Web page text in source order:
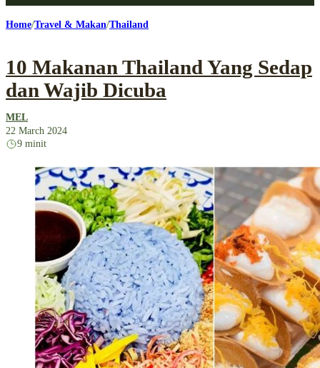
Home Travel & Makan Thailand
10 Makanan Thailand Yang Sedap
dan Wajib Dicuba
MEL
22 March 2024
9 minit